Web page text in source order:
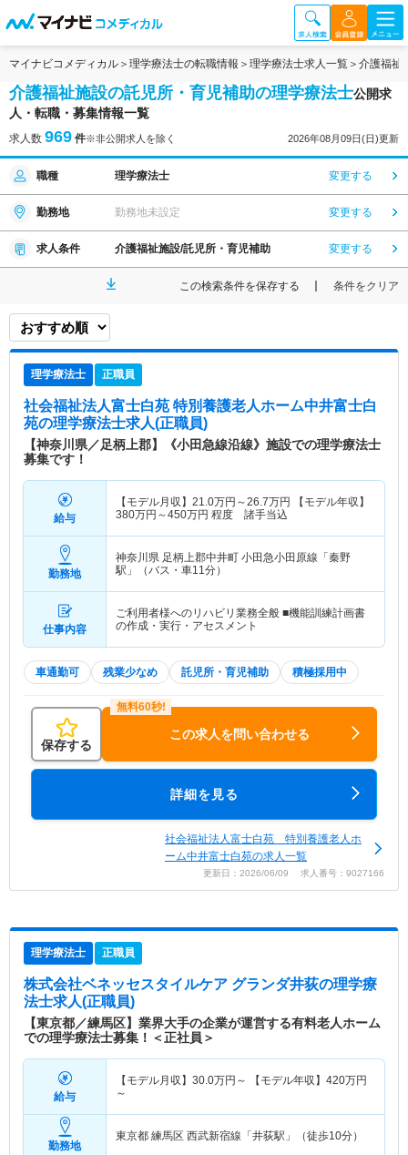
マイナビコメディカル 理学療法士の転職情報 理学療法士求人一覧 介護福祉
介護福祉施設の託児所・育児補助の理学療法士公開求
人・転職・募集情報一覧
求人数 969 件※非公開求人を除く 2026年08月09日(日)更新
職種 理学療法士 変更する
勤務地 勤務地未設定 変更する
求人条件 介護福祉施設/託児所・育児補助 変更する
この検索条件を保存する 条件をクリア
理学療法士 正職員
社会福祉法人富士白苑 特別養護老人ホーム中井富士白
苑の理学療法士求人(正職員)
【神奈川県／足柄上郡】《小田急線沿線》施設での理学療法士
募集です！
給与
【モデル月収】 21.0万円～26.7万円 【モデル年収】
380万円～450万円 程度 諸手当込
勤務地
神奈川県 足柄上郡中井町 小田急小田原線「秦野
駅」（バス・車11分）
仕事内容
ご利用者様へのリハビリ業務全般 ■機能訓練計画書
の作成・実行・アセスメント
車通勤可 残業少なめ 託児所・育児補助 積極採用中
保存する
この求人を問い合わせる
詳細を見る
社会福祉法人富士白苑 特別養護老人ホ
ーム中井富士白苑の求人一覧
更新日：2026/06/09 求人番号：9027166
理学療法士 正職員
株式会社ベネッセスタイルケア グランダ井荻の理学療
法士求人(正職員)
【東京都／練馬区】業界大手の企業が運営する有料老人ホーム
での理学療法士募集！＜正社員＞
給与
【モデル月収】 30.0万円～ 【モデル年収】 420万円
～
勤務地
東京都 練馬区 西武新宿線「井荻駅」（徒歩10分）